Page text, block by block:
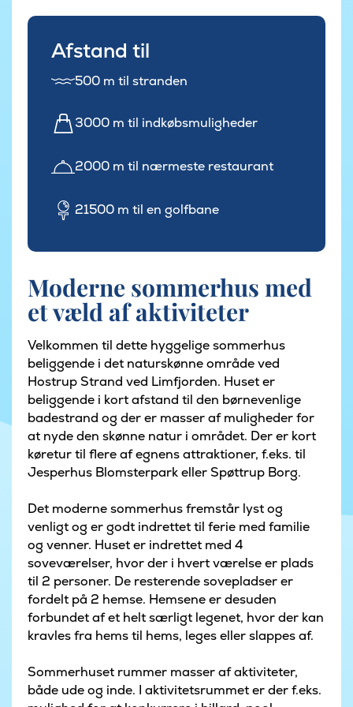
Afstand til
500 m til stranden
3000 m til indkøbsmuligheder
2000 m til nærmeste restaurant
21500 m til en golfbane
Moderne sommerhus med
et væld af aktiviteter
Velkommen til dette hyggelige sommerhus
beliggende i det naturskønne område ved
Hostrup Strand ved Limfjorden. Huset er
beliggende i kort afstand til den børnevenlige
badestrand og der er masser af muligheder for
at nyde den skønne natur i området. Der er kort
køretur til flere af egnens attraktioner, f.eks. til
Jesperhus Blomsterpark eller Spøttrup Borg.
Det moderne sommerhus fremstår lyst og
venligt og er godt indrettet til ferie med familie
og venner. Huset er indrettet med 4
soveværelser, hvor der i hvert værelse er plads
til 2 personer. De resterende sovepladser er
fordelt på 2 hemse. Hemsene er desuden
forbundet af et helt særligt legenet, hvor der kan
kravles fra hems til hems, leges eller slappes af.
Sommerhuset rummer masser af aktiviteter,
både ude og inde. I aktivitetsrummet er der f.eks.